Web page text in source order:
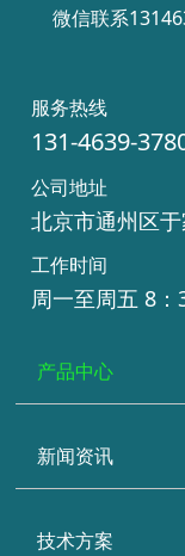
微信联系
服务热线
131-4639-
公司地址
北京市通州区
工作时间
周一至周五 8
产品中心
新闻资讯
技术方案